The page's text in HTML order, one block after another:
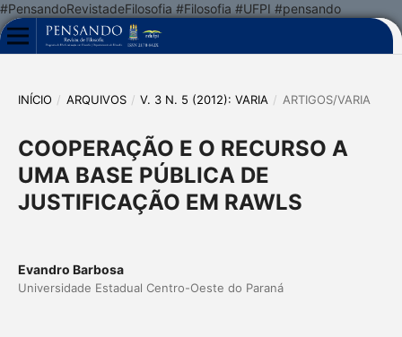
#PensandoRevistadeFilosofia #Filosofia #UFPI #pensando
INÍCIO / ARQUIVOS / V. 3 N. 5 (2012): VARIA / ARTIGOS/VARIA
COOPERAÇÃO E O RECURSO A
UMA BASE PÚBLICA DE
JUSTIFICAÇÃO EM RAWLS
Evandro Barbosa
Universidade Estadual Centro-Oeste do Paraná